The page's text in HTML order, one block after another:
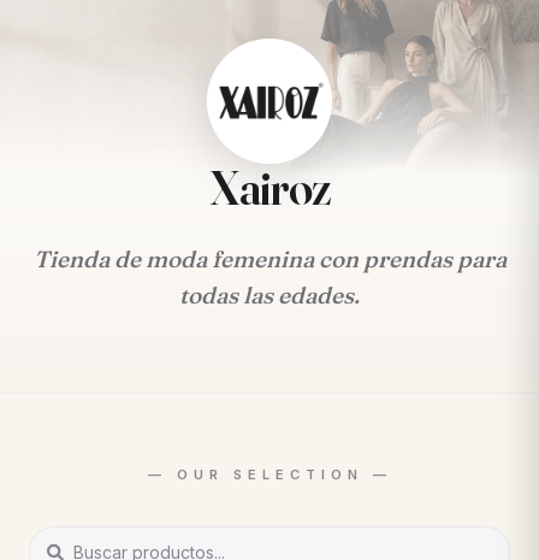
Xairoz
Tienda de moda femenina con prendas para
todas las edades.